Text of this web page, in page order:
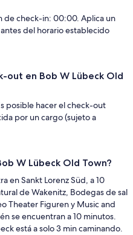
de check-in: 00:00. Aplica un
del horario establecido
out en Bob W Lübeck Old
posible hacer el check-out
por un cargo (sujeto a
W Lübeck Old Town?
en Sankt Lorenz Süd, a 10
de Wakenitz, Bodegas de sal
Theater Figuren y Music and
se encuentran a 10 minutos.
está a solo 3 min caminando.